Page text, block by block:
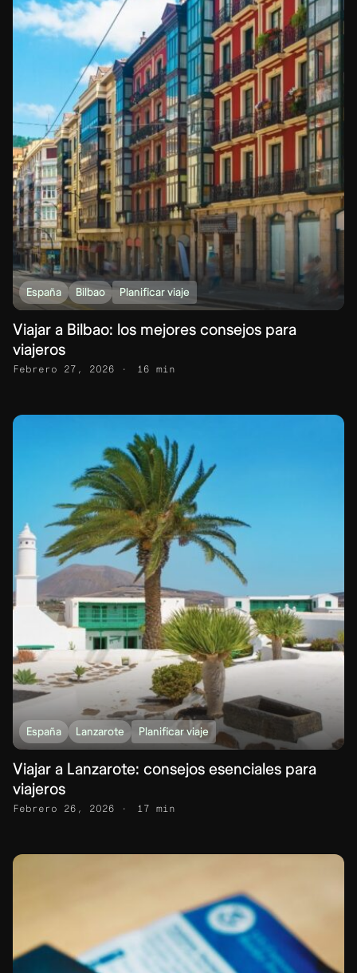
España Bilbao Planificar viaje
Viajar a Bilbao: los mejores consejos para
viajeros
Febrero 27, 2026 16 min
España Lanzarote Planificar viaje
Viajar a Lanzarote: consejos esenciales para
viajeros
Febrero 26, 2026 17 min